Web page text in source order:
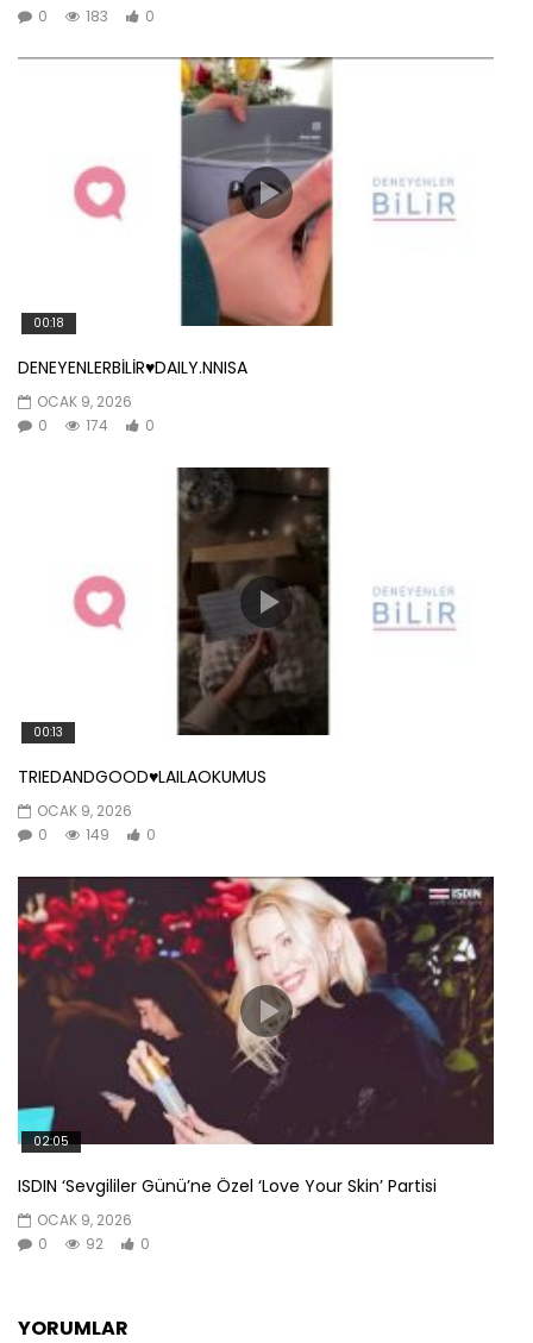
0
183 0
00:18
DENEYENLERBİLİR♥️DAILY.NNISA
OCAK 9, 2026
0
174 0
00:13
TRIEDANDGOOD♥️LAILAOKUMUS
OCAK 9, 2026
0
149 0
02:05
ISDIN ‘Sevgililer Günü’ne Özel ‘Love Your Skin’ Partisi
OCAK 9, 2026
0
92 0
YORUMLAR